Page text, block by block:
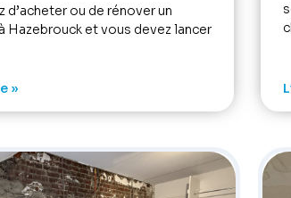
d’acheter ou de rénover un
Hazebrouck et vous devez lancer
»